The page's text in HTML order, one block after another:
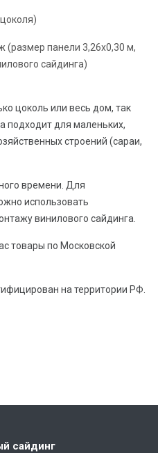
(размер панели 3,26х0,30 м,
сайдинга)
цоколь или весь дом, так
подходит для маленьких,
строений (сараи,
времени. Для
использовать
винилового сайдинга.
товары по Московской
на территории РФ.
сайдинг